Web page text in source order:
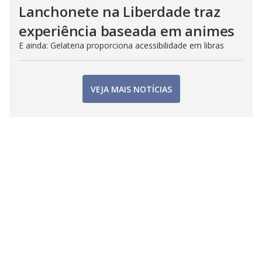
Lanchonete na Liberdade traz
experiência baseada em animes
E ainda: Gelateria proporciona acessibilidade em libras
VEJA MAIS NOTÍCIAS